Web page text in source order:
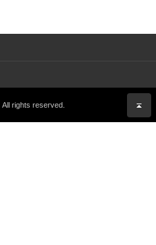
All rights reserved.